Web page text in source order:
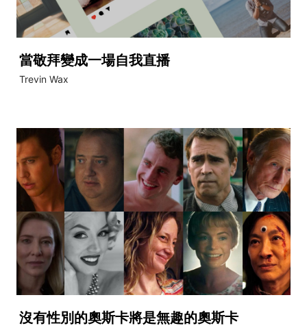
當敬拜變成一場自我直播
Trevin Wax
沒有性別的奧斯卡將是無趣的奧斯卡